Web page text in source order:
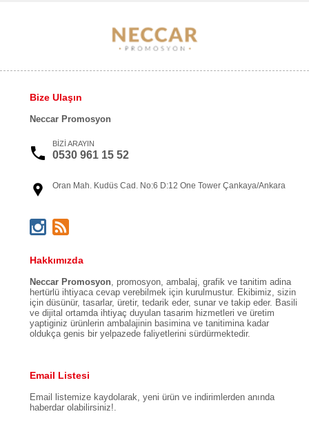
Bize Ulaşın
Neccar Promosyon
BİZİ ARAYIN
0530 961 15 52
Oran Mah. Kudüs Cad. No:6 D:12 One Tower Çankaya/Ankara
Hakkımızda
Neccar Promosyon, promosyon, ambalaj, grafik ve tanitim adina
hertürlü ihtiyaca cevap verebilmek için kurulmustur. Ekibimiz, sizin
için düsünür, tasarlar, üretir, tedarik eder, sunar ve takip eder. Basili
ve dijital ortamda ihtiyaç duyulan tasarim hizmetleri ve üretim
yaptiginiz ürünlerin ambalajinin basimina ve tanitimina kadar
oldukça genis bir yelpazede faliyetlerini sürdürmektedir.
Email Listesi
Email listemize kaydolarak, yeni ürün ve indirimlerden anında
haberdar olabilirsiniz!.